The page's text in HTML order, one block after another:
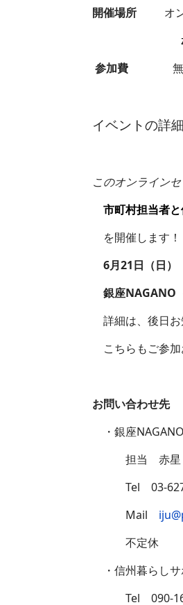
開催場所
オン
参加費
無
イベントの詳
このオンライン
市町村担当者
を開催します！
6月21日（日
銀座NAGANO
詳細は、後日お
こちらもご参加
お問い合わせ先
・銀座NAGANO
担当 赤星（
Tel 03-
Mail
不定休
・信州暮らしサ
Tel 090-1657-